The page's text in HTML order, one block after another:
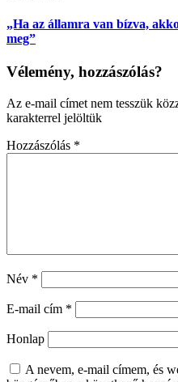
„Ha az államra van bízva,
meg”
Vélemény, hozzászólás?
Az e-mail címet nem tesszük
karakterrel jelöltük
Hozzászólás *
Név *
E-mail cím *
Honlap
A nevem, e-mail címem, és